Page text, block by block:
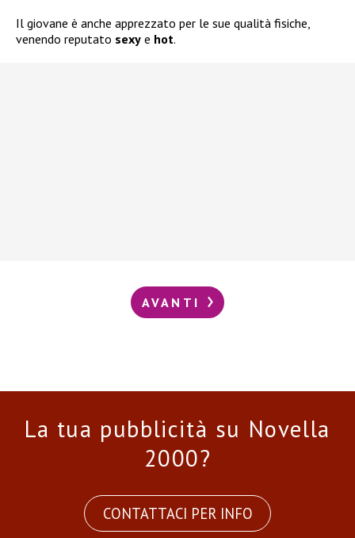
Il giovane è anche apprezzato per le sue qualità fisiche,
venendo reputato sexy e hot.
AVANTI
La tua pubblicità su Novella
2000?
CONTATTACI PER INFO